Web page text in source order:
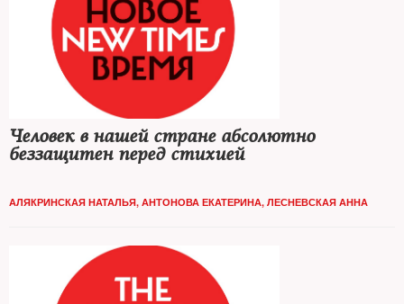
Человек в нашей стране абсолютно
беззащитен перед стихией
АЛЯКРИНСКАЯ НАТАЛЬЯ, АНТОНОВА ЕКАТЕРИНА, ЛЕСНЕВСКАЯ АННА